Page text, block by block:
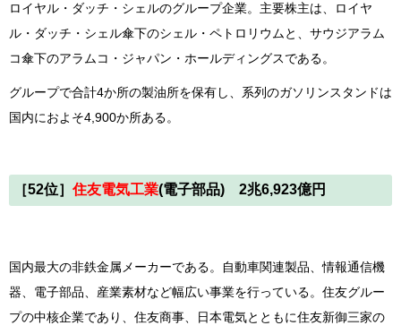
ロイヤル・ダッチ・シェルのグループ企業。主要株主は、ロイヤ
ル・ダッチ・シェル傘下のシェル・ペトロリウムと、サウジアラム
コ傘下のアラムコ・ジャパン・ホールディングスである。
グループで合計4か所の製油所を保有し、系列のガソリンスタンドは
国内におよそ4,900か所ある。
［52位］ 住友電気工業(電子部品) 2兆6,923億円
国内最大の非鉄金属メーカーである。自動車関連製品、情報通信機
器、電子部品、産業素材など幅広い事業を行っている。住友グルー
プの中核企業であり、住友商事、日本電気とともに住友新御三家の